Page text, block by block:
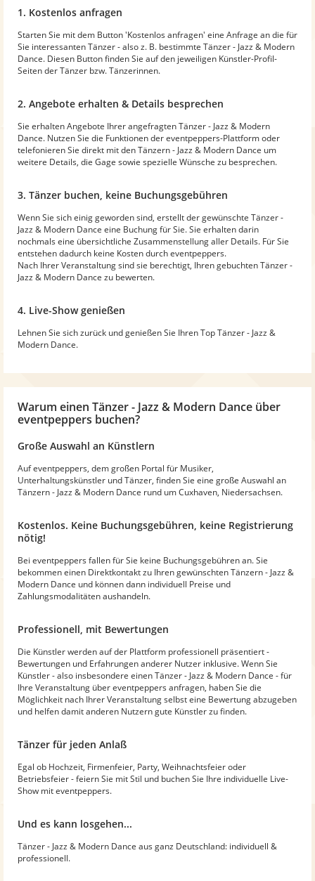
1. Kostenlos anfragen
Starten Sie mit dem Button 'Kostenlos anfragen' eine Anfrage an die für
Sie interessanten Tänzer - also z. B. bestimmte Tänzer - Jazz & Modern
Dance. Diesen Button finden Sie auf den jeweiligen Künstler-Profil-
Seiten der Tänzer bzw. Tänzerinnen.
2. Angebote erhalten & Details besprechen
Sie erhalten Angebote Ihrer angefragten Tänzer - Jazz & Modern
Dance. Nutzen Sie die Funktionen der eventpeppers-Plattform oder
telefonieren Sie direkt mit den Tänzern - Jazz & Modern Dance um
weitere Details, die Gage sowie spezielle Wünsche zu besprechen.
3. Tänzer buchen, keine Buchungsgebühren
Wenn Sie sich einig geworden sind, erstellt der gewünschte Tänzer -
Jazz & Modern Dance eine Buchung für Sie. Sie erhalten darin
nochmals eine übersichtliche Zusammenstellung aller Details. Für Sie
entstehen dadurch keine Kosten durch eventpeppers.
Nach Ihrer Veranstaltung sind sie berechtigt, Ihren gebuchten Tänzer -
Jazz & Modern Dance zu bewerten.
4. Live-Show genießen
Lehnen Sie sich zurück und genießen Sie Ihren Top Tänzer - Jazz &
Modern Dance.
Warum einen Tänzer - Jazz & Modern Dance über
eventpeppers buchen?
Große Auswahl an Künstlern
Auf eventpeppers, dem großen Portal für Musiker,
Unterhaltungskünstler und Tänzer, finden Sie eine große Auswahl an
Tänzern - Jazz & Modern Dance rund um Cuxhaven, Niedersachsen.
Kostenlos. Keine Buchungsgebühren, keine Registrierung
nötig!
Bei eventpeppers fallen für Sie keine Buchungsgebühren an. Sie
bekommen einen Direktkontakt zu Ihren gewünschten Tänzern - Jazz &
Modern Dance und können dann individuell Preise und
Zahlungsmodalitäten aushandeln.
Professionell, mit Bewertungen
Die Künstler werden auf der Plattform professionell präsentiert -
Bewertungen und Erfahrungen anderer Nutzer inklusive. Wenn Sie
Künstler - also insbesondere einen Tänzer - Jazz & Modern Dance - für
Ihre Veranstaltung über eventpeppers anfragen, haben Sie die
Möglichkeit nach Ihrer Veranstaltung selbst eine Bewertung abzugeben
und helfen damit anderen Nutzern gute Künstler zu finden.
Tänzer für jeden Anlaß
Egal ob Hochzeit, Firmenfeier, Party, Weihnachtsfeier oder
Betriebsfeier - feiern Sie mit Stil und buchen Sie Ihre individuelle Live-
Show mit eventpeppers.
Und es kann losgehen...
Tänzer - Jazz & Modern Dance aus ganz Deutschland: individuell &
professionell.